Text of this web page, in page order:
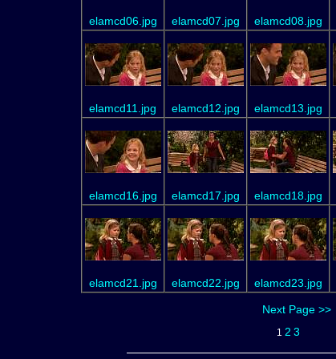
elamcd06.jpg elamcd07.jpg elamcd08.jpg
elamcd11.jpg elamcd12.jpg elamcd13.jpg
elamcd16.jpg elamcd17.jpg elamcd18.jpg
elamcd21.jpg elamcd22.jpg elamcd23.jpg
Next Page >>
1 2 3